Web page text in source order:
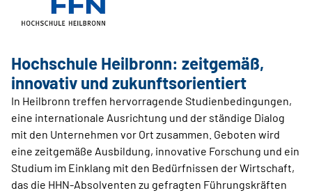
Hochschule Heilbronn: zeitgemäß,
innovativ und zukunftsorientiert
In Heilbronn treffen hervorragende Studienbedingungen,
eine internationale Ausrichtung und der ständige Dialog
mit den Unternehmen vor Ort zusammen. Geboten wird
eine zeitgemäße Ausbildung, innovative Forschung und ein
Studium im Einklang mit den Bedürfnissen der Wirtschaft,
das die HHN-Absolventen zu gefragten Führungskräften